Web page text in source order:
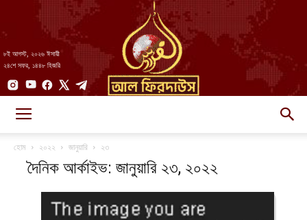
৮ই আগস্ট, ২০২৬ ঈসায়ী
২৪শে সফর, ১৪৪৮ হিজরি
হোম ২০২২ জানুয়ারি ২৩
দৈনিক আর্কাইভ: জানুয়ারি ২৩, ২০২২